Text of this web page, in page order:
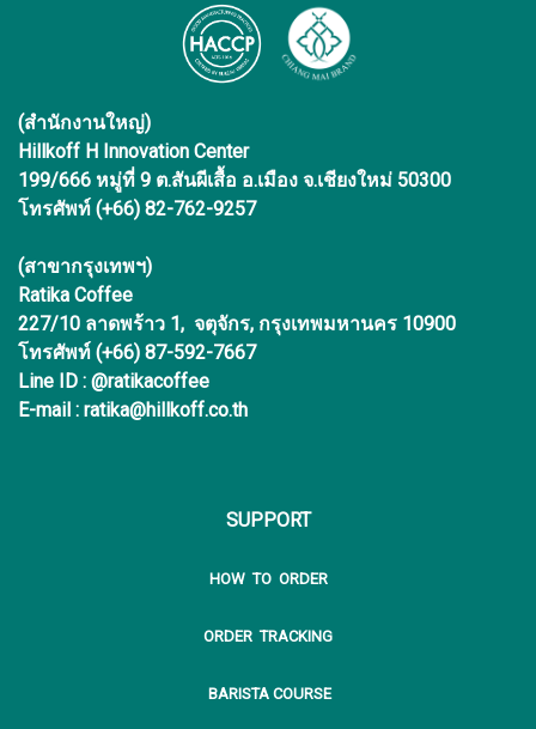
(สำนักงานใหญ่)
Hillkoff H Innovation Center
199/666 หมู่ที่ 9 ต.สันผีเสื้อ อ.เมือง จ.เชียงใหม่ 50300
โทรศัพท์ (+66) 82-762-9257
(สาขากรุงเทพฯ)
Ratika Coffee
227/10 ลาดพร้าว 1, จตุจักร, กรุงเทพมหานคร 10900
โทรศัพท์ (+66) 87-592-7667
Line ID : @ratikacoffee
E-mail : ratika@hillkoff.co.th
SUPPORT
HOW TO ORDER
ORDER TRACKING
BARISTA COURSE